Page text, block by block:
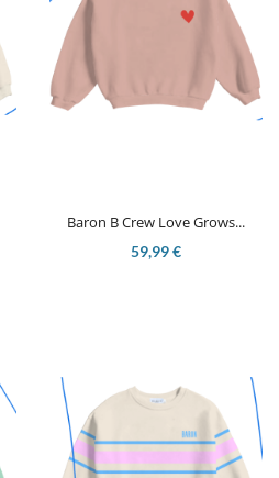
Baron B Crew Love Grows...
59,99 €